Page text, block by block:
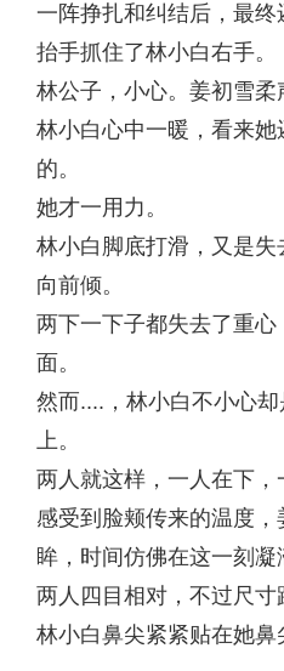
一阵挣扎和纠结后，最
抬手抓住了林小白右手
林公子，小心。姜初雪
林小白心中一暖，看来她
的。
她才一用力。
林小白脚底打滑，又是失
向前倾。
两下一下子都失去了重
面。
然而....，林小白不小心
上。
两人就这样，一人在下
感受到脸颊传来的温度
眸，时间仿佛在这一刻
两人四目相对，不过尺
林小白鼻尖紧紧贴在她